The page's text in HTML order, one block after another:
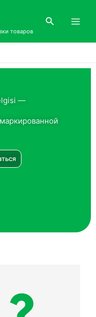
товаров
Поиск
—